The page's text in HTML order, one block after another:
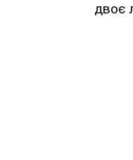
двоє